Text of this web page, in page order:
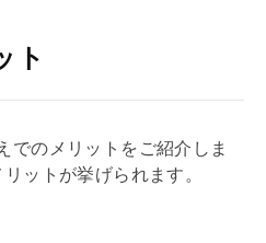
ト
でのメリットをご紹介しま
ットが挙げられます。